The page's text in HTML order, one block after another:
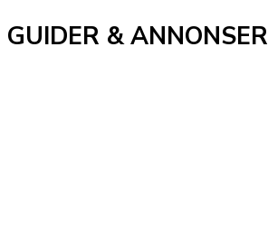
GUIDER & ANNONSER